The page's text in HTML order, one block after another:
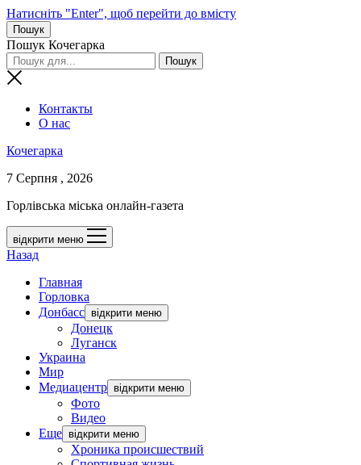
Натисніть "Enter", щоб перейти до вмісту
Пошук
Пошук Кочегарка
Контакты
О нас
Кочегарка
7 Серпня , 2026
Горлівська міська онлайн-газета
відкрити меню
Назад
Главная
Горловка
Донбасс відкрити меню
Донецк
Луганск
Украина
Мир
Медиацентр відкрити меню
Фото
Видео
Еще відкрити меню
Хроника происшествий